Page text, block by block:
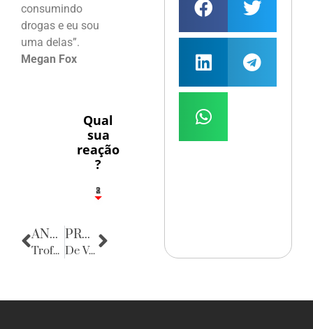
consumindo
drogas e eu sou
uma delas”.
Megan Fox
Qual
sua
reação
?
1
2
8
ANTERIOR
Trofeu Lance Final
PRÓXIMA
De Volta para o Passado